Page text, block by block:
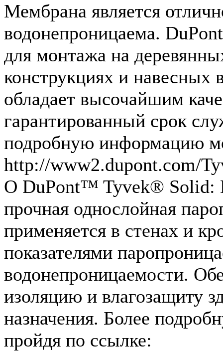
Мембрана является
водонепроницаема.
для монтажа на
конструкциях и
обладает высочайшим
гарантированный срок
подробную информацию
http://www2.dupont.com/
О DuPont™ Tyvek® Solid:
прочная однослойная
применяется в стенах и
показателями
водонепроницаемости.
изоляцию и влагозащиту
назначения. Более
пройдя по ссылке: